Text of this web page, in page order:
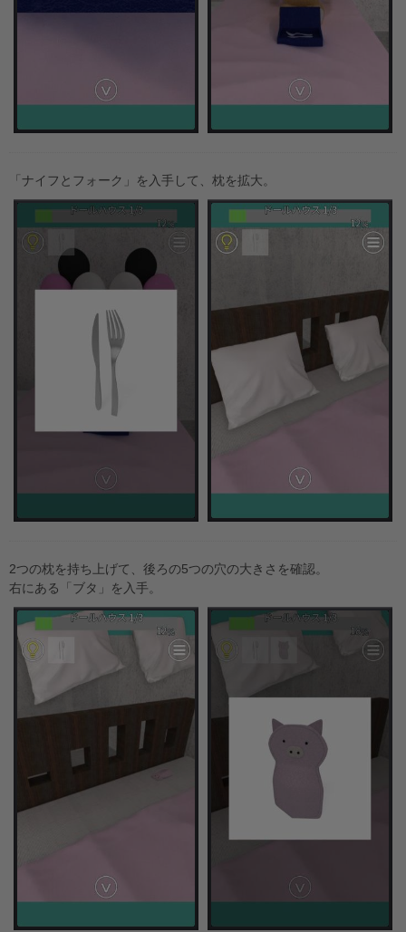
「ナイフとフォーク」を入手して、枕を拡大。
2つの枕を持ち上げて、後ろの5つの穴の大きさを確認。
右にある「ブタ」を入手。